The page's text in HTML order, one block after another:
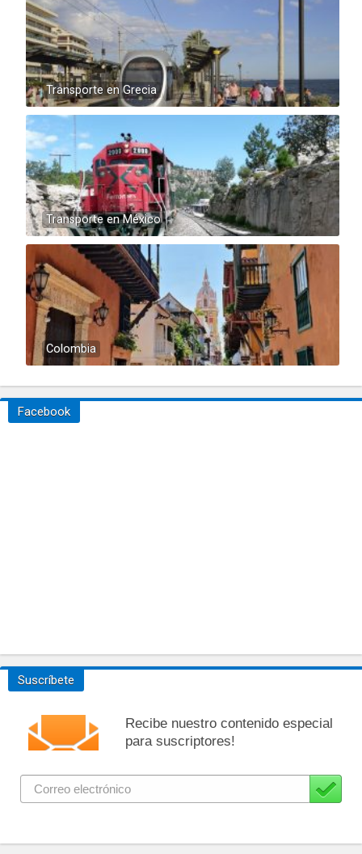
Transporte en Grecia
Transporte en México
Colombia
Facebook
Suscríbete
Recibe nuestro contenido especial
para suscriptores!